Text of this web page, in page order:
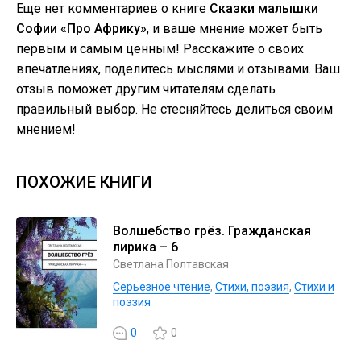
Еще нет комментариев о книге Сказки малышки
Софии «Про Африку», и ваше мнение может быть
первым и самым ценным! Расскажите о своих
впечатлениях, поделитесь мыслями и отзывами. Ваш
отзыв поможет другим читателям сделать
правильный выбор. Не стесняйтесь делиться своим
мнением!
ПОХОЖИЕ КНИГИ
Волшебство грёз. Гражданская
лирика – 6
Светлана Полтавская
Серьезное чтение, Cтихи, поэзия, Стихи и
поэзия
0 0